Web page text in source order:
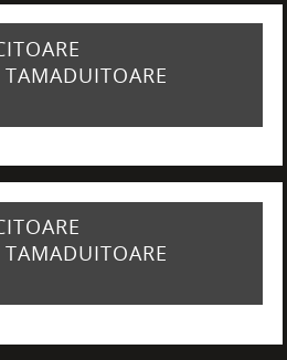
TAMADUITOARE
TAMADUITOARE